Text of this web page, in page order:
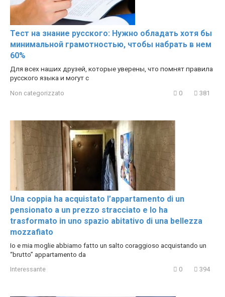
Тест на знание русского: Нужно обладать хотя бы
минимальной грамотностью, чтобы набрать в нем
60%
Для всех наших друзей, которые уверены, что помнят правила
русского языка и могут с
Non categorizzato 0 381
Una coppia ha acquistato l’appartamento di un
pensionato a un prezzo stracciato e lo ha
trasformato in uno spazio abitativo di una bellezza
mozzafiato
Io e mia moglie abbiamo fatto un salto coraggioso acquistando un
“brutto” appartamento da
Interessante 0 394